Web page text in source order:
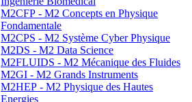
M2CFP - M2 Concepts en Physique
Fondamentale
M2CPS - M2 Système Cyber Physique
M2DS - M2 Data Science
M2FLUIDS - M2 Mécanique des Fluides
M2GI - M2 Grands Instruments
M2HEP - M2 Physique des Hautes
Energies